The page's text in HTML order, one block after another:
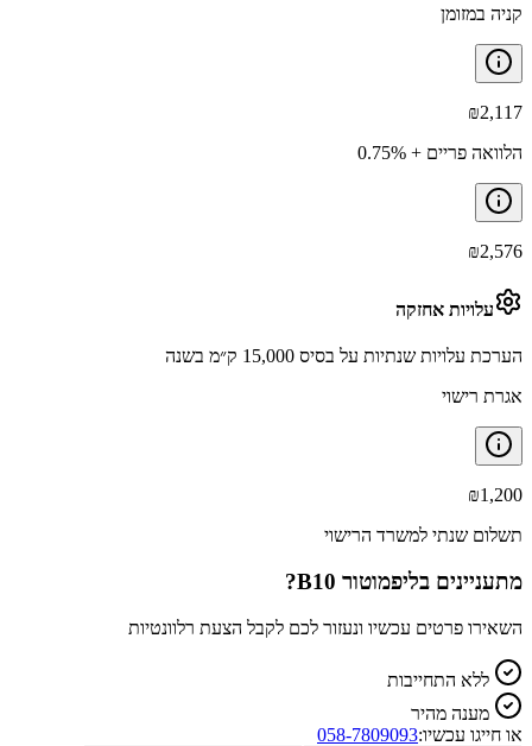
קניה במזומן
₪2,117
הלוואה פריים + 0.75%
₪2,576
עלויות אחזקה
הערכת עלויות שנתיות על בסיס 15,000 ק״מ בשנה
אגרת רישוי
₪1,200
תשלום שנתי למשרד הרישוי
מתעניינים בליפמוטור B10 ?
השאירו פרטים עכשיו ונעזור לכם לקבל הצעת רלוונטיות
ללא התחייבות
מענה מהיר
או חייגו עכשיו:058-7809093